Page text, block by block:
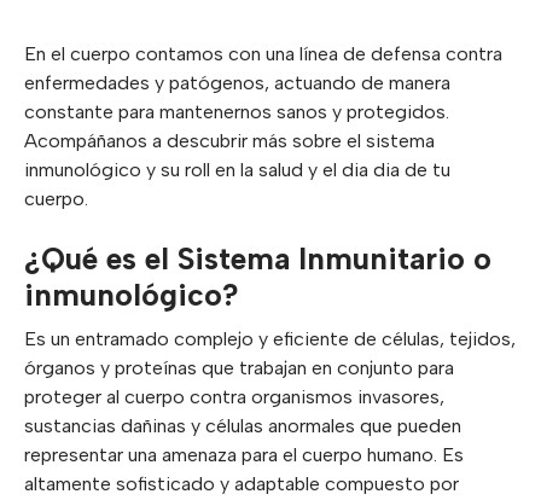
En el cuerpo contamos con una línea de defensa contra
enfermedades y patógenos, actuando de manera
constante para mantenernos sanos y protegidos.
Acompáñanos a descubrir más sobre el sistema
inmunológico y su roll en la salud y el dia dia de tu
cuerpo.
¿Qué es el Sistema Inmunitario o
inmunológico?
Es un entramado complejo y eficiente de células, tejidos,
órganos y proteínas que trabajan en conjunto para
proteger al cuerpo contra organismos invasores,
sustancias dañinas y células anormales que pueden
representar una amenaza para el cuerpo humano. Es
altamente sofisticado y adaptable compuesto por